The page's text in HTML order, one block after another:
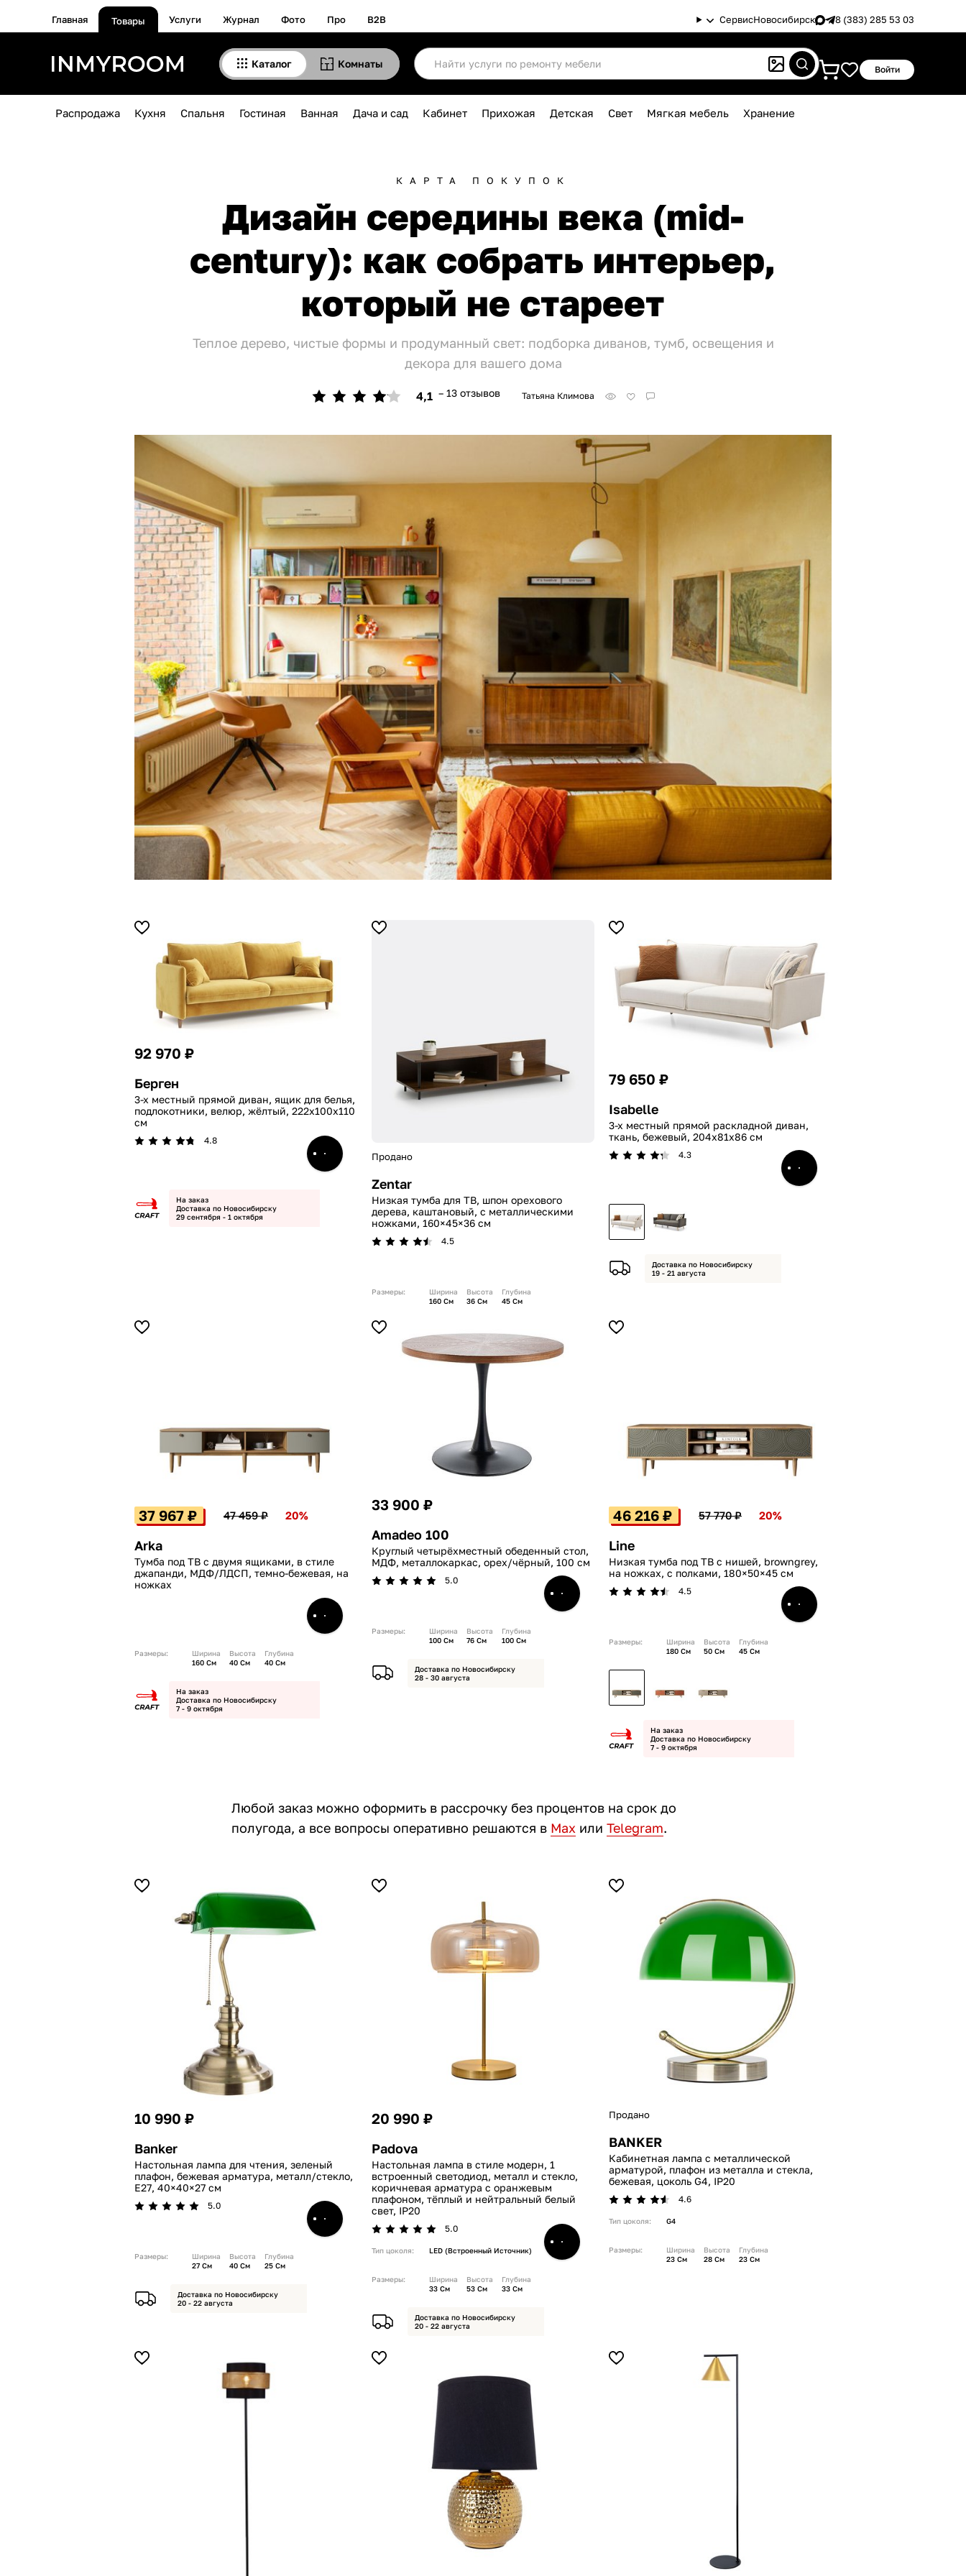
Главная Товары Услуги Журнал Фото Про B2B СервисНовосибирск 8 (383) 285 53 03
Каталог Комнаты Войти
Распродажа Кухня Спальня Гостиная Ванная Дача и сад Кабинет Прихожая Детская Свет Мягкая мебель Хранение
КАРТА ПОКУПОК
Дизайн середины века (mid-
century): как собрать интерьер,
который не стареет
Теплое дерево, чистые формы и продуманный свет: подборка диванов, тумб, освещения и
декора для вашего дома
4,1 – 13 отзывов Татьяна Климова
92 970 ₽
Берген
3-х местный прямой диван, ящик для белья,
подлокотники, велюр, жёлтый, 222x100x110
см
4.8
На заказ
Доставка по Новосибирску
29 сентября - 1 октября
Продано
Zentar
Низкая тумба для ТВ, шпон орехового
дерева, каштановый, с металлическими
ножками, 160×45×36 см
4.5
Размеры:
Ширина
160 См
Высота
36 См
Глубина
45 См
79 650 ₽
Isabelle
3-х местный прямой раскладной диван,
ткань, бежевый, 204x81x86 см
4.3
Доставка по Новосибирску
19 - 21 августа
37 967 ₽ 47 459 ₽ 20%
Arka
Тумба под ТВ с двумя ящиками, в стиле
джапанди, МДФ/ЛДСП, темно-бежевая, на
ножках
Размеры:
Ширина
160 См
Высота
40 См
Глубина
40 См
На заказ
Доставка по Новосибирску
7 - 9 октября
33 900 ₽
Amadeo 100
Круглый четырёхместный обеденный стол,
МДФ, металлокаркас, орех/чёрный, 100 см
5.0
Размеры:
Ширина
100 См
Высота
76 См
Глубина
100 См
Доставка по Новосибирску
28 - 30 августа
46 216 ₽ 57 770 ₽ 20%
Line
Низкая тумба под ТВ с нишей, browngrey,
на ножках, с полками, 180×50×45 см
4.5
Размеры:
Ширина
180 См
Высота
50 См
Глубина
45 См
На заказ
Доставка по Новосибирску
7 - 9 октября
Любой заказ можно оформить в рассрочку без процентов на срок до
полугода, а все вопросы оперативно решаются в Max или Telegram.
10 990 ₽
Banker
Настольная лампа для чтения, зеленый
плафон, бежевая арматура, металл/стекло,
E27, 40×40×27 см
5.0
Размеры:
Ширина
27 См
Высота
40 См
Глубина
25 См
Доставка по Новосибирску
20 - 22 августа
20 990 ₽
Padova
Настольная лампа в стиле модерн, 1
встроенный светодиод, металл и стекло,
коричневая арматура с оранжевым
плафоном, тёплый и нейтральный белый
свет, IP20
5.0
Тип цоколя: LED (встроенный Источник)
Размеры:
Ширина
33 См
Высота
53 См
Глубина
33 См
Доставка по Новосибирску
20 - 22 августа
Продано
BANKER
Кабинетная лампа с металлической
арматурой, плафон из металла и стекла,
бежевая, цоколь G4, IP20
4.6
Тип цоколя: G4
Размеры:
Ширина
23 См
Высота
28 См
Глубина
23 См